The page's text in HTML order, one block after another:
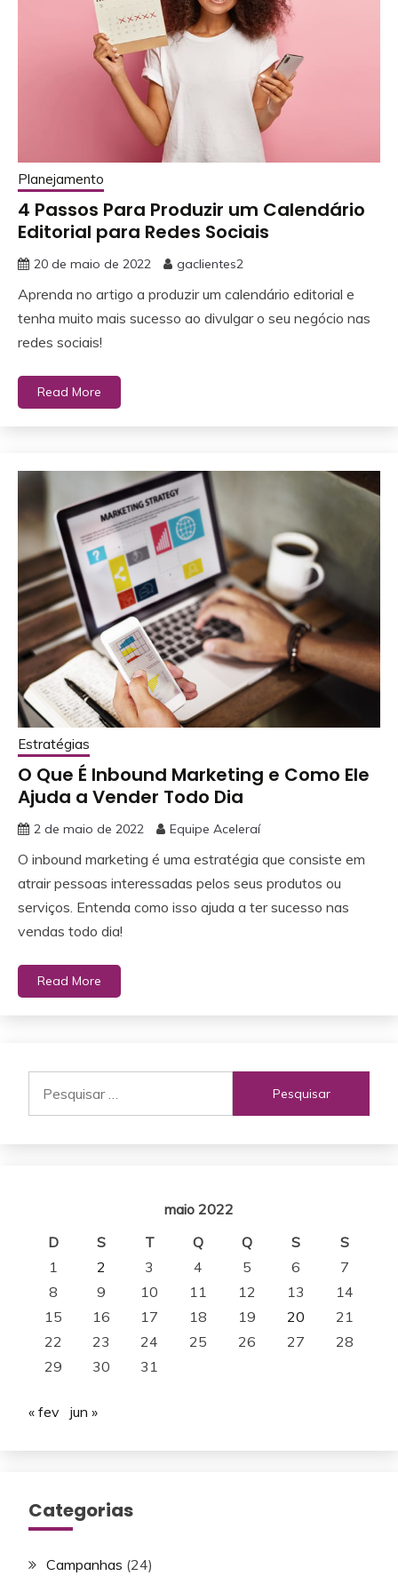
Planejamento
4 Passos Para Produzir um Calendário
Editorial para Redes Sociais
20 de maio de 2022 gaclientes2
Aprenda no artigo a produzir um calendário editorial e
tenha muito mais sucesso ao divulgar o seu negócio nas
redes sociais!
Read More
Estratégias
O Que É Inbound Marketing e Como Ele
Ajuda a Vender Todo Dia
2 de maio de 2022 Equipe Aceleraí
O inbound marketing é uma estratégia que consiste em
atrair pessoas interessadas pelos seus produtos ou
serviços. Entenda como isso ajuda a ter sucesso nas
vendas todo dia!
Read More
por:
maio 2022
D
S T Q Q S
S
1
2 3 4 5 6
7
8
9 10 11 12 13
14
15
16 17 18 19 20
21
22
23 24 25 26 27
28
29
30 31
« fev jun »
Categorias
Campanhas (24)